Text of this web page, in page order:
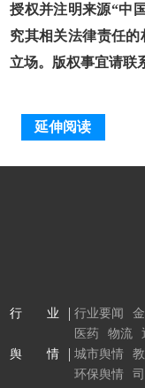
授权并注明来源“中
究其相关法律责任
立场。版权事宜请联
延伸阅读
行 业
行业要闻
医药
物流
舆 情
城市舆情
环保舆情